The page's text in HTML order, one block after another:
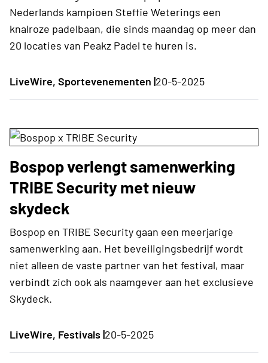
Nederlands kampioen Steffie Weterings een
knalroze padelbaan, die sinds maandag op meer dan
20 locaties van Peakz Padel te huren is.
LiveWire, Sportevenementen |20-5-2025
Bospop verlengt samenwerking
TRIBE Security met nieuw
skydeck
Bospop en TRIBE Security gaan een meerjarige
samenwerking aan. Het beveiligingsbedrijf wordt
niet alleen de vaste partner van het festival, maar
verbindt zich ook als naamgever aan het exclusieve
Skydeck.
LiveWire, Festivals |20-5-2025